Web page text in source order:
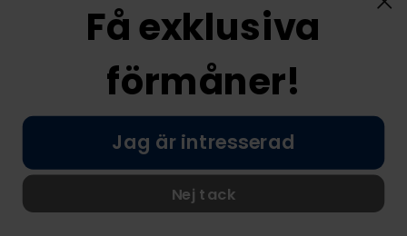
© Nordic Prostore 2026
Allmänna villkor
Få exklusiva
förmåner!
Jag är intresserad
Nej tack